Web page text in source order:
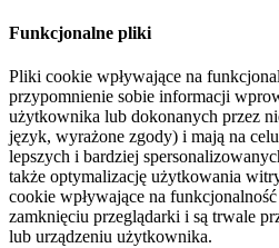
Funkcjonalne pliki
Pliki cookie wpływające na
przypomnienie sobie informacji
użytkownika lub dokonanych przez
język, wyrażone zgody) i mają na
lepszych i bardziej
także optymalizację użytkowania
cookie wpływające na
zamknięciu przeglądarki i są trwale
lub urządzeniu użytkownika.